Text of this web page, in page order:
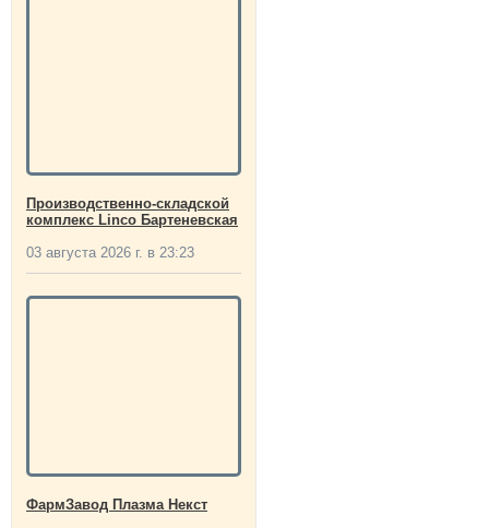
Производственно-складской
комплекс Linco Бартеневская
03 августа 2026 г. в 23:23
ФармЗавод Плазма Некст